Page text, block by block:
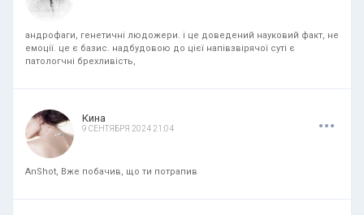
андрофаги, генетичні людожери. і це доведений науковий факт, не
емоції. це є базис. надбудовою до цієї напівзвірячої суті є
патологчні брехливість,
Кина
9 СЕНТЯБРЯ 2024 21:04 ...
AnShot, Вже побачив, що ти потрапив